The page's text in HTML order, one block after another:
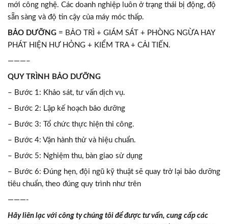
mới công nghệ. Các doanh nghiệp luôn ở trạng thái bị động, độ
sẵn sàng và độ tin cậy của máy móc thấp.
BẢO DƯỠNG = BẢO TRÌ + GIÁM SÁT + PHÒNG NGỪA HAY
PHÁT HIỆN HƯ HỎNG + KIỂM TRA + CẢI TIẾN.
———–
QUY TRÌNH BẢO DƯỠNG
– Bước 1: Khảo sát, tư vấn dịch vụ.
– Bước 2: Lập kế hoạch bảo dưỡng
– Bước 3: Tổ chức thực hiện thi công.
– Bước 4: Vận hành thử và hiệu chuẩn.
– Bước 5: Nghiệm thu, bàn giao sử dụng
– Bước 6: Đúng hẹn, đội ngũ kỹ thuật sẽ quay trở lại bảo dưỡng
tiêu chuẩn, theo đúng quy trình như trên
———-
Hãy liên lạc với công ty chúng tôi để được tư vấn, cung cấp các